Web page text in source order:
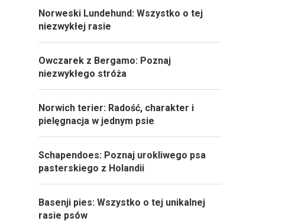
Norweski Lundehund: Wszystko o tej
niezwykłej rasie
Owczarek z Bergamo: Poznaj
niezwykłego stróża
Norwich terier: Radość, charakter i
pielęgnacja w jednym psie
Schapendoes: Poznaj urokliwego psa
pasterskiego z Holandii
Basenji pies: Wszystko o tej unikalnej
rasie psów